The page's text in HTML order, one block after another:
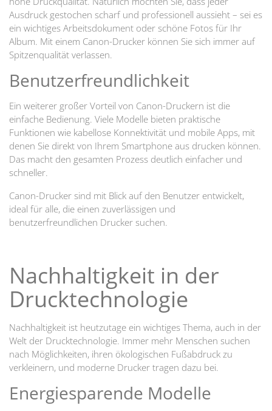
Ausdruck gestochen scharf und professionell aussieht – sei es
ein wichtiges Arbeitsdokument oder schöne Fotos für Ihr
Album. Mit einem Canon-Drucker können Sie sich immer auf
Spitzenqualität verlassen.
Benutzerfreundlichkeit
Ein weiterer großer Vorteil von Canon-Druckern ist die
einfache Bedienung. Viele Modelle bieten praktische
Funktionen wie kabellose Konnektivität und mobile Apps, mit
denen Sie direkt von Ihrem Smartphone aus drucken können.
Das macht den gesamten Prozess deutlich einfacher und
schneller.
Canon-Drucker sind mit Blick auf den Benutzer entwickelt,
ideal für alle, die einen zuverlässigen und
benutzerfreundlichen Drucker suchen.
Nachhaltigkeit in der
Drucktechnologie
Nachhaltigkeit ist heutzutage ein wichtiges Thema, auch in der
Welt der Drucktechnologie. Immer mehr Menschen suchen
nach Möglichkeiten, ihren ökologischen Fußabdruck zu
verkleinern, und moderne Drucker tragen dazu bei.
Energiesparende Modelle